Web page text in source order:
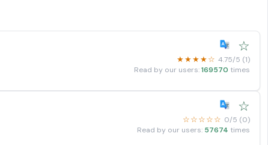
☆
★★★★☆ 4.75/5 (1)
Read by our users:169570 times
☆
☆☆☆☆☆ 0/5 (0)
Read by our users: 57674 times